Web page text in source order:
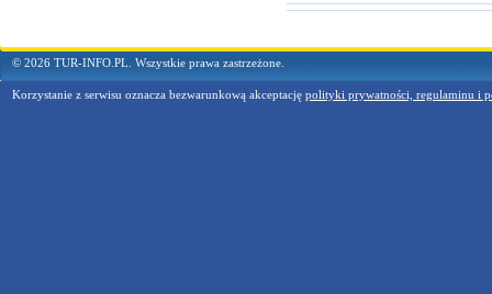
© 2026 TUR-INFO.PL. Wszystkie prawa zastrzeżone.
Korzystanie z serwisu oznacza bezwarunkową akceptację polityki prywatności, regulaminu i